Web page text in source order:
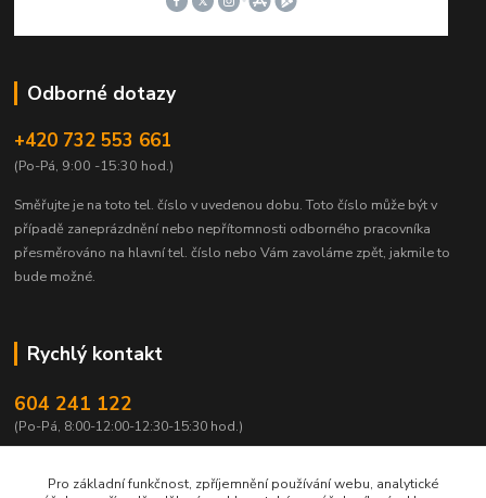
Odborné dotazy
+420 732 553 661
(Po-Pá, 9:00 -15:30 hod.)
Směřujte je na toto tel. číslo v uvedenou dobu. Toto číslo může být v
případě zaneprázdnění nebo nepřítomnosti odborného pracovníka
přesměrováno na hlavní tel. číslo nebo Vám zavoláme zpět, jakmile to
bude možné.
Rychlý kontakt
604 241 122
(Po-Pá, 8:00-12:00-12:30-15:30 hod.)
Pro základní funkčnost, zpříjemnění používání webu, analytické